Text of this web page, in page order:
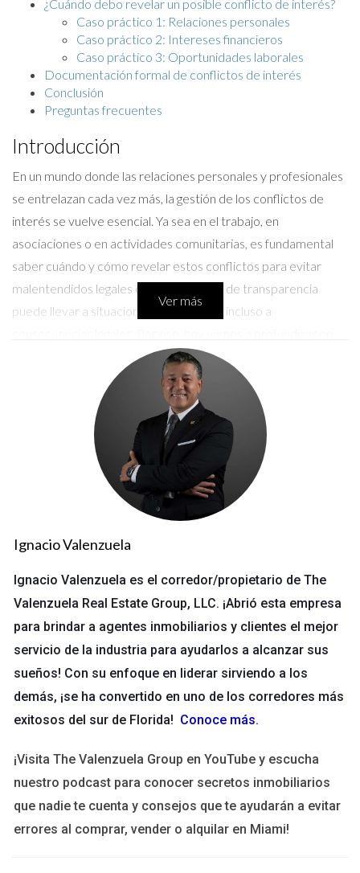
¿Cuándo debo revelar un posible conflicto de interés?
Caso práctico 1: Relaciones personales
Caso práctico 2: Intereses financieros
Caso práctico 3: Oportunidades laborales
Documentación formal de conflictos de interés
Conclusión
Preguntas frecuentes
Introducción
En un mundo donde las relaciones personales y profesionales
se entrelazan cada vez más, la gestión de los conflictos de
interés se vuelve esencial. Ya sea en el trabajo, en
asociaciones o en actividades comunitarias, es fundamental
saber cuándo y cómo revelar estos conflictos para evitar
malentendidos legales o éticos. La falta de transparencia
puede llevar a situaciones incómodas e incluso a
este tema tan relevante, ofreciendo claridad sobre cómo
manejarlo adecuadamente.
¿Cuándo debo revelar un posible
conflicto de interés?
La revelación de un conflicto de interés debe hacerse cuando
existe una posibilidad razonable de que tus decisiones puedan
verse influenciadas por intereses externos. Esto incluye
situaciones donde tus relaciones personales o financieras
exploraremos algunos casos prácticos que ilustran esta
necesidad.
Caso práctico 1: Relaciones personales
Imagina que trabajas en una empresa que está evaluando
proveedores para un nuevo proyecto y te das cuenta de que
uno de los candidatos es un amigo cercano. En este caso, es
supervisor o al comité encargado de la selección. Al hacerlo,
proteges la integridad del proceso y evitas cualquier
percepción de favoritismo.
Caso práctico 2: Intereses financieros
Ver más
Ignacio Valenzuela
Ignacio Valenzuela es el corredor/propietario de The
Valenzuela Real Estate Group, LLC. ¡Abrió esta empresa
para brindar a agentes inmobiliarios y clientes el mejor
servicio de la industria para ayudarlos a alcanzar sus
sueños! Con su enfoque en liderar sirviendo a los
demás, ¡se ha convertido en uno de los corredores más
exitosos del sur de Florida! Conoce más.
¡Visita The Valenzuela Group en YouTube y escucha
nuestro podcast para conocer secretos inmobiliarios
que nadie te cuenta y consejos que te ayudarán a evitar
errores al comprar, vender o alquilar en Miami!